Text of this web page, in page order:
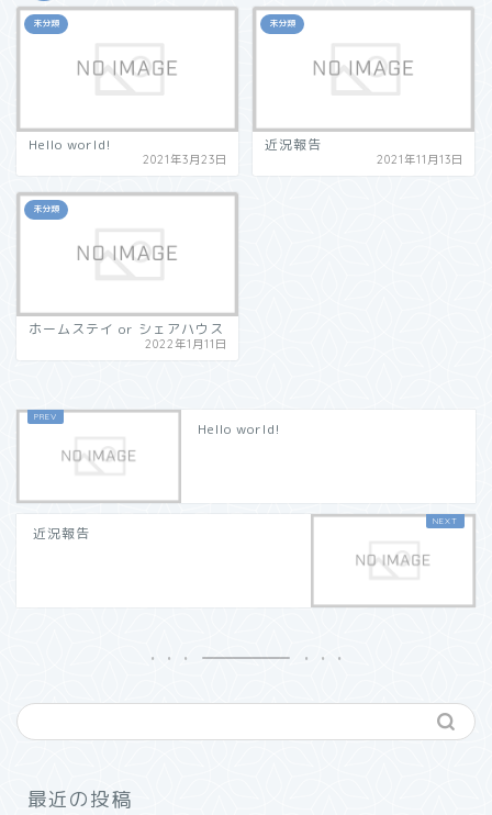
未分類
Hello world!
2021年3月23日
未分類
近況報告
2021年11月13日
未分類
ホームステイ or シェアハウス
2022年1月11日
Hello world!
近況報告
最近の投稿